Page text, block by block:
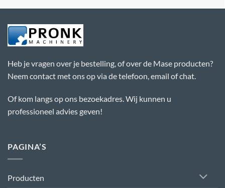
Heb je vragen over je bestelling, of over de Mase producten?
Neem contact met ons op via de telefoon, email of chat.
Of kom langs op ons bezoekadres. Wij kunnen u
professioneel advies geven!
PAGINA’S
Producten